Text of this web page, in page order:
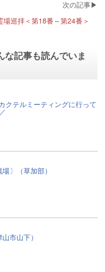
場巡拝＜第18番～第24番＞
な記事も読んでいま
クテルミーティングに行って
〕（草加部）
市山下）